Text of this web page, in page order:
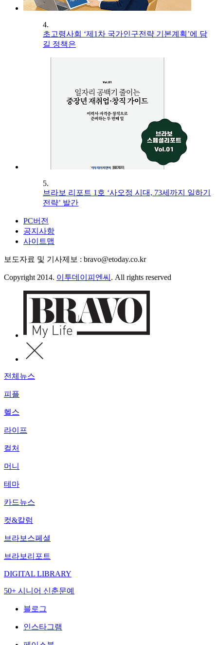
4.
초고령사회 ‘제1차 국가인구전략 기본계획’에 담
길 정책은
5.
브라보 리포트 1호 ‘사오정 시대, 73세까지 일하기
전략’ 발간
PC버전
공지사항
사이트맵
보도자료 및 기사제보 : bravo@etoday.co.kr
Copyright 2014. 이투데이피엔씨 . All rights reserved
전체뉴스
피플
헬스
라이프
컬처
머니
테마
카드뉴스
컷&칼럼
브라보스페셜
브라보리포트
DIGITAL LIBRARY
50+ 시니어 신춘문예
블로그
인스타그램